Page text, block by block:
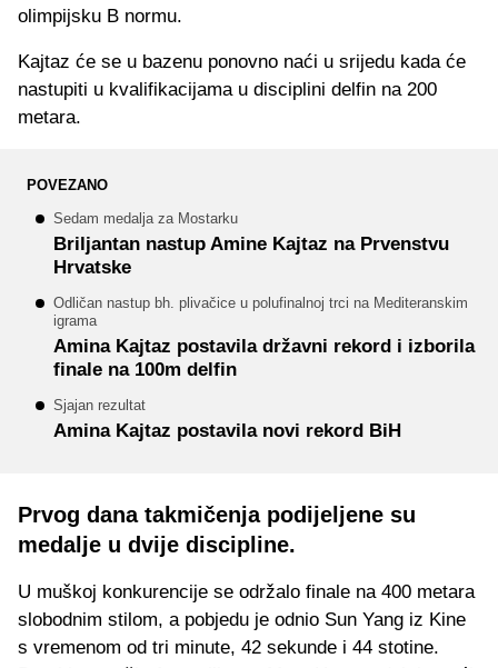
olimpijsku B normu.
Kajtaz će se u bazenu ponovno naći u srijedu kada će
nastupiti u kvalifikacijama u disciplini delfin na 200
metara.
POVEZANO
Sedam medalja za Mostarku
Briljantan nastup Amine Kajtaz na Prvenstvu
Hrvatske
Odličan nastup bh. plivačice u polufinalnoj trci na Mediteranskim
igrama
Amina Kajtaz postavila državni rekord i izborila
finale na 100m delfin
Sjajan rezultat
Amina Kajtaz postavila novi rekord BiH
Prvog dana takmičenja podijeljene su
medalje u dvije discipline.
U muškoj konkurencije se održalo finale na 400 metara
slobodnim stilom, a pobjedu je odnio Sun Yang iz Kine
s vremenom od tri minute, 42 sekunde i 44 stotine.